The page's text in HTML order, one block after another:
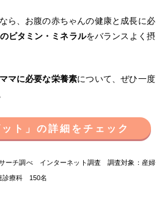
ら、お腹の赤ちゃんの健康と成長に必
ビタミン・ミネラルをバランスよく摂
マに必要な栄養素について、ぜひ一度
ト」の詳細をチェック
チ調べ インターネット調査 調査対象：産婦
診療科 150名